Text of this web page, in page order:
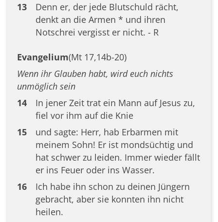
13
Denn er, der jede Blutschuld rächt,
denkt an die Armen * und ihren
Notschrei vergisst er nicht. - R
Evangelium(Mt 17,14b-20)
Wenn ihr Glauben habt, wird euch nichts
unmöglich sein
14
In jener Zeit trat ein Mann auf Jesus zu,
fiel vor ihm auf die Knie
15
und sagte: Herr, hab Erbarmen mit
meinem Sohn! Er ist mondsüchtig und
hat schwer zu leiden. Immer wieder fällt
er ins Feuer oder ins Wasser.
16
Ich habe ihn schon zu deinen Jüngern
gebracht, aber sie konnten ihn nicht
heilen.